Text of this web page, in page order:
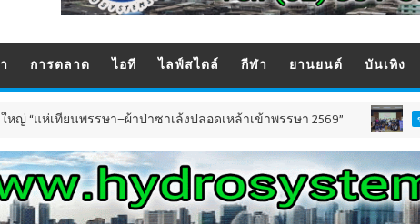
การตลาด ไอที ไลฟ์สไตล์ กีฬา ยานยนต์ บันเทิง
ยนพรรษา–ผ้าป่าซาเล้งปลอดเหล้าเข้าพรรษา 2569” ข่าวทั่วไป